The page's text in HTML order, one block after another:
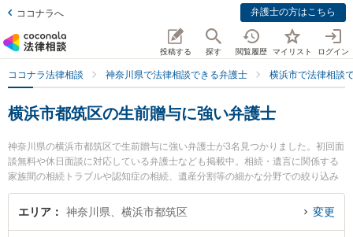
ココナラへ 弁護士の方はこちら
投稿する 探す 閲覧履歴 マイリスト ログイン
ココナラ法律相談 神奈川県で法律相談できる弁護士 横浜市で法律相談
横浜市都筑区の生前贈与に強い弁護士
神奈川県の横浜市都筑区で生前贈与に強い弁護士が3名見つかりました。初回面
談無料や休日面談に対応している弁護士なども掲載中。相続・遺言に関係する
家族間の相続トラブルや認知症の相続、遺産分割等の細かな分野での絞り込み
検索もでき便利です。特に神奈川港北法律事務所の黒田 清彰弁護士や都筑港北
ニュータウン法律事務所の塚田 雅久弁護士、港北つばき法律事務所の椿 良和弁
エリア 神奈川県、横浜市都筑区 変更